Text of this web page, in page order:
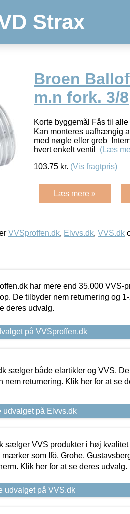
Strax
Broen
m.n fork. 3/8
Korte byggemål Fås til
Kan monteres uafhængig
med nøgle eller greb
hvert enkelt ventil (Læs
103.75 kr. (Vis fragtpris)
Læs mere »
VVSproffen.dk, Elvvs.dk, VVS.dk
har mere end 35.000 VVS-
De tilbyder nem returnering og
deres udvalg.
på VVSproffen.dk
sælger både elartikler og VVS.
nem returnering. Klik her for at se
udvalget på Elvvs.dk
sælger VVS produkter i høj
mærker som Ifö, Grohe,
Klik her for at se deres udvalg.
udvalget på VVS.dk